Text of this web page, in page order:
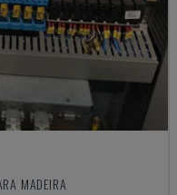
MADEIRA